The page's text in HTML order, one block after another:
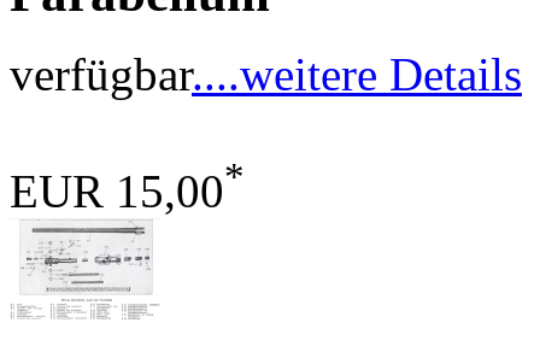
verfügbar....weitere Details
EUR 15,00*